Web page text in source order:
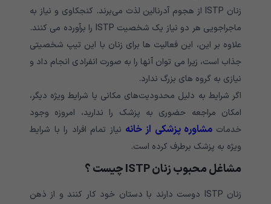
زنان ISTP از هجوم آدرنالین لذت می‌برند. کنجکاوی و نیاز به
ماجراجویی هر دو نیاز یک شخصیت ISTP را برآورده می کنند.
علاوه بر این، این فعالیت ها برای زنان با این تیپ شخصیتی
جذاب است، زیرا می توان آنها را به صورت انفرادی انجام داد و
نیازی به گروه های بزرگ ندارد.
اگر شرایط به دلیل محدودیت‌های مکانی یا شرایط ویژه دیگر،
امکان مراجعه حضوری به پزشک را ندارید، امروزه وجود
خدمات مشاوره پزشکی از خانه نیاز تمام افراد را با شرایط
ویژه به پزشک برطرف کرده است.
مشاغل محبوب زنانISTPچیست ؟
زنان ISTP دوست دارند با دستان خود کار کنند و از ذهن